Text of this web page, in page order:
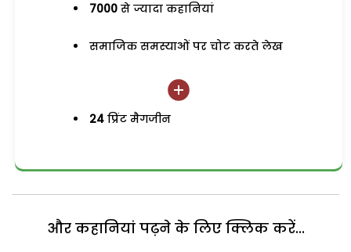
7000 से ज्यादा कहानियां
समाजिक समस्याओं पर चोट करते लेख
24 प्रिंट मैगजीन
और कहानियां पढ़ने के लिए क्लिक करें...